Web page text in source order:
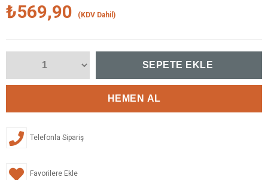
₺569,90 (KDV Dahil)
Telefonla Sipariş
Favorilere Ekle